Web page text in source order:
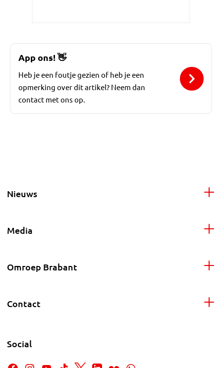
App ons!👋
Heb je een foutje gezien of heb je een
opmerking over dit artikel? Neem dan
contact met ons op.
Nieuws
Media
Omroep Brabant
Contact
Social